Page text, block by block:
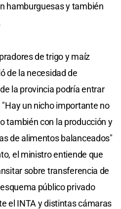
hamburguesas y también
de trigo y maíz
de la necesidad de
la provincia podría entrar
un nicho importante no
también con la producción y
de alimentos balanceados"
el ministro entiende que
sobre transferencia de
público privado
el INTA y distintas cámaras